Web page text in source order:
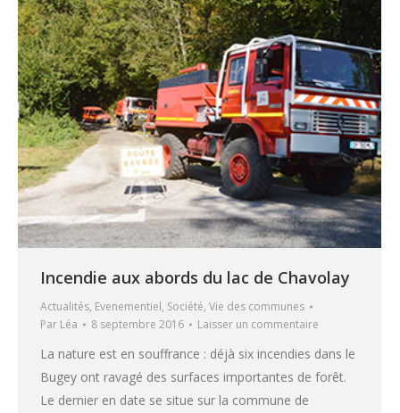
Incendie aux abords du lac de Chavolay
Actualités, Evenementiel, Société, Vie des communes
Par Léa 8 septembre 2016 Laisser un commentaire
La nature est en souffrance : déjà six incendies dans le
Bugey ont ravagé des surfaces importantes de forêt.
Le dernier en date se situe sur la commune de